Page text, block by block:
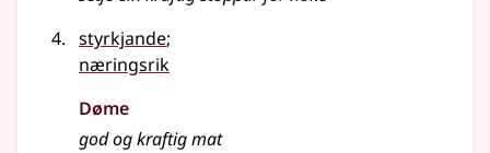
styrkjande;
næringsrik
Døme
god og kraftig mat